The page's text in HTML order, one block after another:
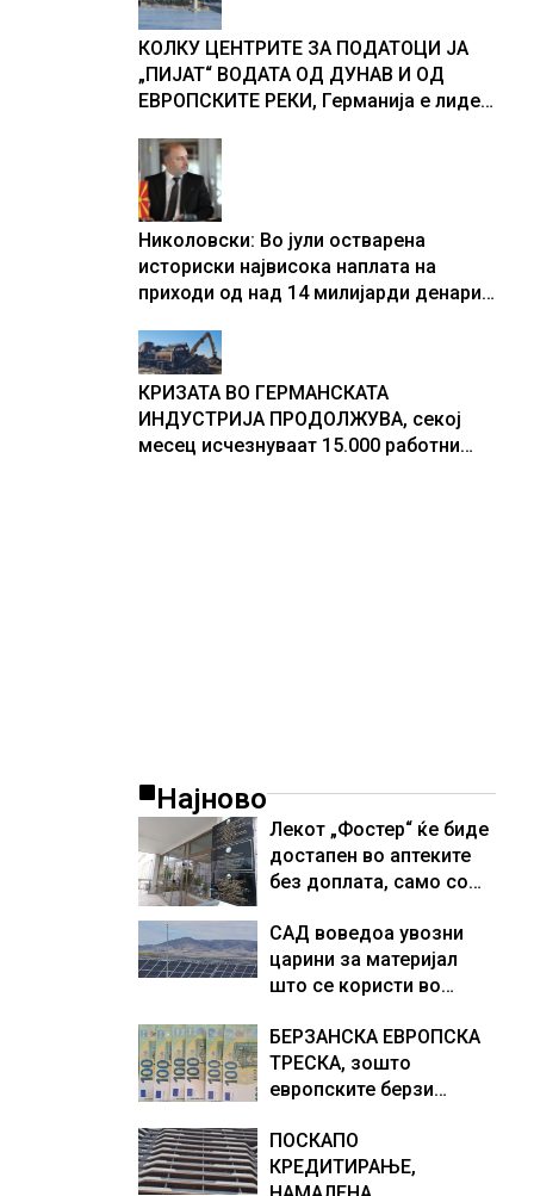
промени текот на историјата
КОЛКУ ЦЕНТРИТЕ ЗА ПОДАТОЦИ ЈА
„ПИЈАТ“ ВОДАТА ОД ДУНАВ И ОД
ЕВРОПСКИТЕ РЕКИ, Германија е лидер
центри за податоци
Николовски: Во јули остварена
историски највисока наплата на
приходи од над 14 милијарди денари
резултати
КРИЗАТА ВО ГЕРМАНСКАТА
ИНДУСТРИЈА ПРОДОЛЖУВА, секој
месец исчезнуваат 15.000 работни
Најново
Лекот „Фостер“ ќе биде
достапен во аптеките
без доплата, само со
партиципација
САД воведоа увозни
царини за материјал
што се користи во
чипови
БЕРЗАНСКА ЕВРОПСКА
ТРЕСКА, зошто
европските берзи
недела, најголемите
победници се помалку
ПОСКАПО
КРЕДИТИРАЊЕ,